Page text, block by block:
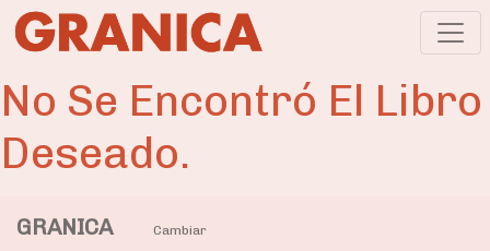
No Se Encontró El Libro
Deseado.
GRANICA
Cambiar